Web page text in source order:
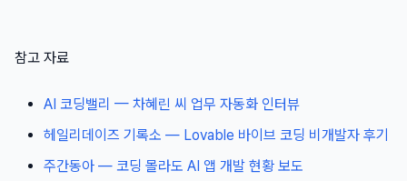
참고 자료
AI 코딩밸리 — 차혜린 씨 업무 자동화 인터뷰
헤일리데이즈 기록소 — Lovable 바이브 코딩 비개발자 후기
주간동아 — 코딩 몰라도 AI 앱 개발 현황 보도